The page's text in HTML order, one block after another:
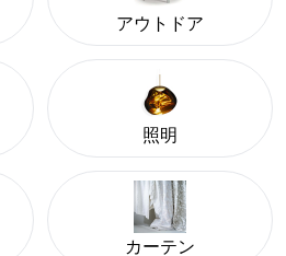
アウトドア
照明
カーテン